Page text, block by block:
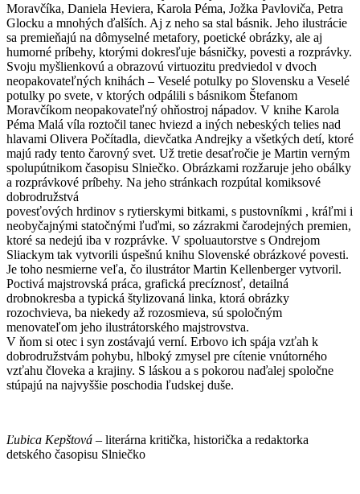
Moravčíka, Daniela Heviera, Karola Péma, Jožka Pavloviča, Petra
Glocku a mnohých ďalších. Aj z neho sa stal básnik. Jeho ilustrácie
sa premieňajú na dômyselné metafory, poetické obrázky, ale aj
humorné príbehy, ktorými dokresľuje básničky, povesti a rozprávky.
Svoju myšlienkovú a obrazovú virtuozitu predviedol v dvoch
neopakovateľných knihách – Veselé potulky po Slovensku a Veselé
potulky po svete, v ktorých odpálili s básnikom Štefanom
Moravčíkom neopakovateľný ohňostroj nápadov. V knihe Karola
Péma Malá víla roztočil tanec hviezd a iných nebeských telies nad
hlavami Olivera Počítadla, dievčatka Andrejky a všetkých detí, ktoré
majú rady tento čarovný svet. Už tretie desaťročie je Martin verným
spolupútnikom časopisu Slniečko. Obrázkami rozžaruje jeho obálky
a rozprávkové príbehy. Na jeho stránkach rozpútal komiksové
dobrodružstvá
povesťových hrdinov s rytierskymi bitkami, s pustovníkmi , kráľmi i
neobyčajnými statočnými ľuďmi, so zázrakmi čarodejných premien,
ktoré sa nedejú iba v rozprávke. V spoluautorstve s Ondrejom
Sliackym tak vytvorili úspešnú knihu Slovenské obrázkové povesti.
Je toho nesmierne veľa, čo ilustrátor Martin Kellenberger vytvoril.
Poctivá majstrovská práca, grafická precíznosť, detailná
drobnokresba a typická štylizovaná linka, ktorá obrázky
rozochvieva, ba niekedy až rozosmieva, sú spoločným
menovateľom jeho ilustrátorského majstrovstva.
V ňom si otec i syn zostávajú verní. Erbovo ich spája vzťah k
dobrodružstvám pohybu, hlboký zmysel pre cítenie vnútorného
vzťahu človeka a krajiny. S láskou a s pokorou naďalej spoločne
stúpajú na najvyššie poschodia ľudskej duše.
Ľubica Kepštová – literárna kritička, historička a redaktorka
detského časopisu Slniečko